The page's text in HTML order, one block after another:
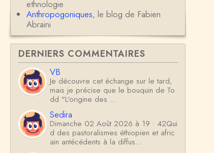
ethnologie
Anthropogoniques, le blog de Fabien
Abraini
DERNIERS COMMENTAIRES
VB
Je découvre cet échange sur le tard,
mais je précise que le bouquin de To
dd "L'origine des …
Sedira
Dimanche 02 Août 2026 à 19 : 42Qui
d des pastoralismes éthiopien et afric
ain antécédents à la diffus…